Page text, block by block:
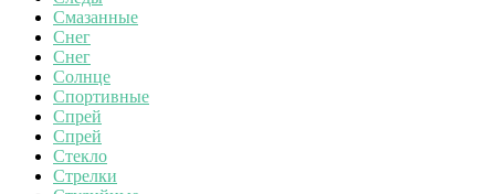
Смазанные
Снег
Снег
Солнце
Спортивные
Спрей
Спрей
Стекло
Стрелки